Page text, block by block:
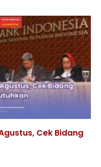
Cek Bidang